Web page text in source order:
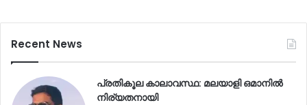
Recent News
പ്രതികൂല കാലാവസ്ഥ: മലയാളി ഒമാനിൽ
നിര്യതനായി